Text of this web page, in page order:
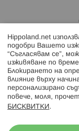
Hippoland.net
подобри Вашето
“Съгласявам се”,
изживяване по
Блокирането на
влияние върху
персонализирано
повече, моля,
БИСКВИТКИ .